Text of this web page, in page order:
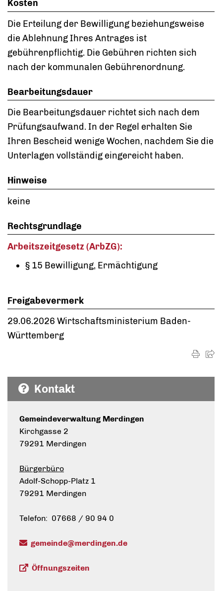
Kosten
Die Erteilung der Bewilligung beziehungsweise
die Ablehnung Ihres Antrages ist
gebührenpflichtig. Die Gebühren richten sich
nach der kommunalen Gebührenordnung.
Bearbeitungsdauer
Die Bearbeitungsdauer richtet sich nach dem
Prüfungsaufwand. In der Regel erhalten Sie
Ihren Bescheid wenige Wochen, nachdem Sie die
Unterlagen vollständig eingereicht haben.
Hinweise
keine
Rechtsgrundlage
Arbeitszeitgesetz (ArbZG):
§ 15 Bewilligung, Ermächtigung
Freigabevermerk
29.06.2026 Wirtschaftsministerium Baden-
Württemberg
Kontakt
Gemeindeverwaltung Merdingen
Kirchgasse 2
79291 Merdingen
Bürgerbüro
Adolf-Schopp-Platz 1
79291 Merdingen
Telefon: 07668 / 90 94 0
gemeinde@merdingen.de
Öffnungszeiten